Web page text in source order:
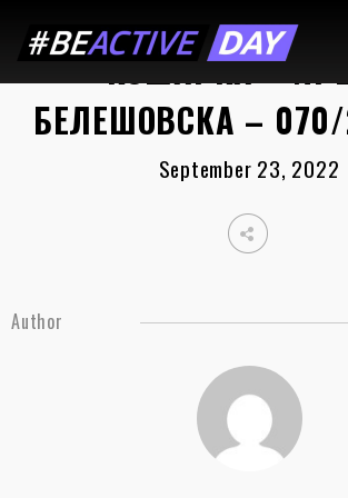
КОШАРКА –
БЕЛЕШОВСКА – 070/
September 23, 2022
Author